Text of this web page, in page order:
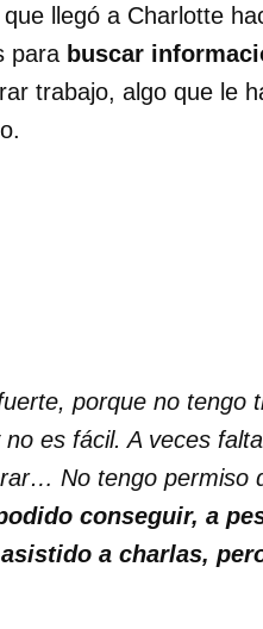
llegó a Charlotte
para buscar
trabajo, algo que le
porque no tengo
es fácil. A veces
No tengo permiso
conseguir, a
a charlas,